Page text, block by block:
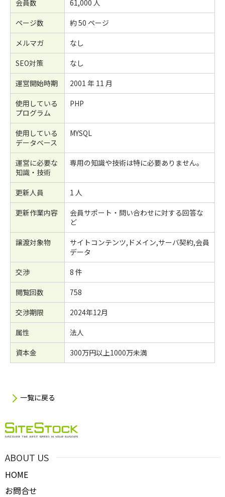
会員数
61,000 人
ページ数
約 50 ページ
メルマガ
なし
SEO対策
なし
運営開始時期
2001 年 11 月
使用している
プログラム
PHP
使用している
データベース
MYSQL
運営に必要な
知識・技術
専用の知識や技術は特に必要ありません。
更新人員
1 人
更新作業内容
会員サポート・問い合わせに対する回答な
ど
譲渡対象物
サイトコンテンツ,ドメイン,サーバ契約,会員
データ
交渉
8 件
閲覧回数
758
交渉期限
2024年12月
属性
法人
資本金
300万円以上1000万未満
一覧に戻る
ABOUT US
HOME
お問合せ